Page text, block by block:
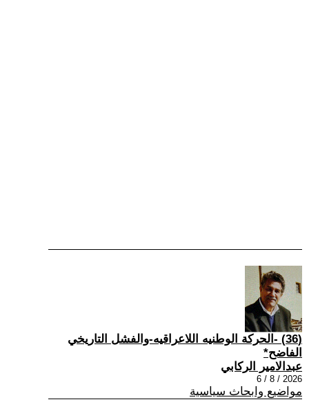
(36) -الحركة الوطنيه اللاعراقيه-والفشل التاريخي
الفاضح*
عبدالامير الركابي
2026 / 8 / 6
مواضيع وابحاث سياسية